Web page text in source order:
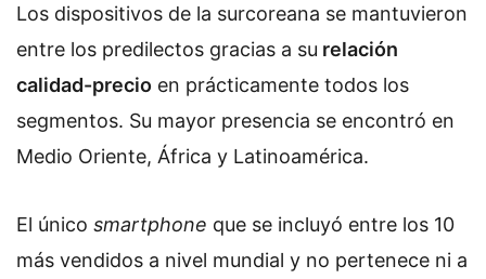
Los dispositivos de la surcoreana se mantuvieron
entre los predilectos gracias a su relación
calidad-precio en prácticamente todos los
segmentos. Su mayor presencia se encontró en
Medio Oriente, África y Latinoamérica.
El único smartphone que se incluyó entre los 10
más vendidos a nivel mundial y no pertenece ni a